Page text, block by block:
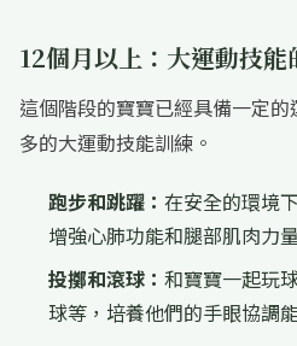
12個月以上：大運動技能
這個階段的寶寶已經具備一定
多的大運動技能訓練。
跑步和跳躍： 在安全的環境
增強心肺功能和腿部肌肉力
投擲和滾球： 和寶寶一起玩
球等，培養他們的手眼協調